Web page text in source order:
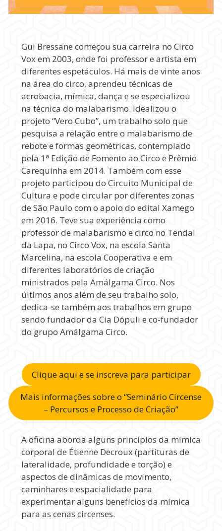
Gui Bressane começou sua carreira no Circo
Vox em 2003, onde foi professor e artista em
diferentes espetáculos. Há mais de vinte anos
na área do circo, aprendeu técnicas de
acrobacia, mímica, dança e se especializou
na técnica do malabarismo. Idealizou o
projeto “Vero Cubo”, um trabalho solo que
pesquisa a relação entre o malabarismo de
rebote e formas geométricas, contemplado
pela 1ª Edição de Fomento ao Circo e Prêmio
Carequinha em 2014. Também com esse
projeto participou do Circuito Municipal de
Cultura e pode circular por diferentes zonas
de São Paulo com o apoio do edital Xamego
em 2016. Teve sua experiência como
professor de malabarismo e circo no Tendal
da Lapa, no Circo Vox, na escola Santa
Marcelina, na escola Cooperativa e em
diferentes laboratórios de criação
ministrados pela Amálgama Circo. Nos
últimos anos além de seu trabalho solo,
dedica-se também aos trabalhos em grupo
sendo fundador da Cia Dópuli e co-fundador
do grupo Amálgama Circo.
Clique aqui e se inscreva para participar
Mais informações sobre o “Seminário Circense
– Percursos e Processo de Criação”
A oficina aborda alguns princípios da mímica
corporal de Étienne Decroux (partituras de
lateralidade, profundidade e torção) e
aspectos de dinâmicas de movimento,
caminhares e espacialidade para
experimentar alguns benefícios da mímica
para as cenas circenses.